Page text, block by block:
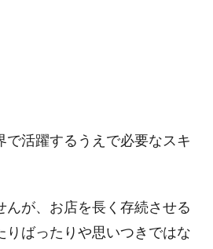
躍するうえで必要なスキ
んが、お店を長く存続させる
りばったりや思いつきではな